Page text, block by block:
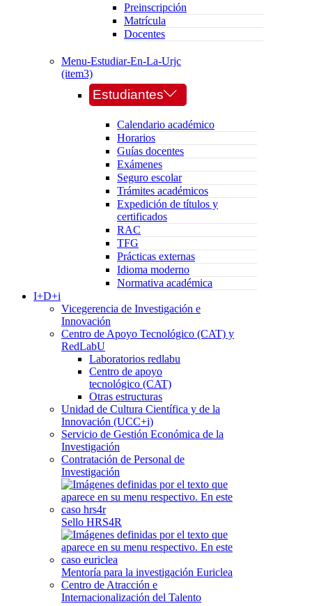
Preinscripción
Matrícula
Docentes
Menu-Estudiar-En-La-Urjc
(item3)
Estudiantes
Calendario académico
Horarios
Guías docentes
Exámenes
Seguro escolar
Trámites académicos
Expedición de títulos y
certificados
RAC
TFG
Prácticas externas
Idioma moderno
Normativa académica
I+D+i
Vicegerencia de Investigación e
Innovación
Centro de Apoyo Tecnológico (CAT) y
RedLabU
Laboratorios redlabu
Centro de apoyo
tecnológico (CAT)
Otras estructuras
Unidad de Cultura Científica y de la
Innovación (UCC+i)
Servicio de Gestión Económica de la
Investigación
Contratación de Personal de
Investigación
Sello HRS4R
Mentoría para la investigación Euriclea
Centro de Atracción e
Internacionalización del Talento